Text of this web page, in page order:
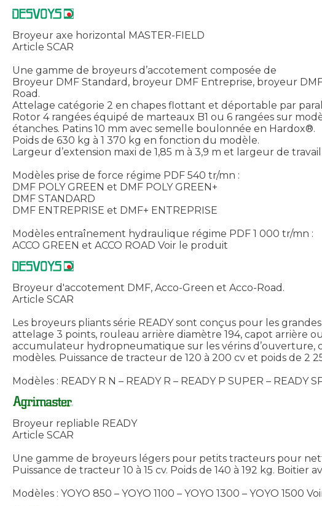
Broyeur axe horizontal MASTER-FIELD
Article SCAR
Une gamme de broyeurs d’accotement composée de
Broyeur DMF Standard, broyeur DMF Entreprise, broyeur
Road.
Attelage catégorie 2 en chapes flottant et déportable par
Rotor 4 rangées équipé de marteaux B1 ou 6 rangées sur
étanches. Patins 10 mm avec semelle boulonnée en Hardox®.
Poids de 630 kg à 1 370 kg en fonction du modèle.
Largeur d’extension maxi de 1,85 m à 3,9 m et largeur de
Modèles prise de force régime PDF 540 tr/mn :
DMF POLY GREEN et DMF POLY GREEN+
DMF STANDARD
DMF ENTREPRISE et DMF+ ENTREPRISE
Modèles entraînement hydraulique régime PDF 1 000 tr/mn :
ACCO GREEN et ACCO ROAD Voir le produit
Broyeur d'accotement DMF, Acco-Green et Acco-Road.
Article SCAR
Les broyeurs pliants série READY sont conçus pour les
attelage 3 points, rouleau arrière diamètre 194, capot arrière
accumulateur hydropneumatique sur les vérins d’ouverture,
modèles. Puissance de tracteur de 120 à 200 cv et poids de 2
Modèles : READY R N – READY R – READY P SUPER – READY
Broyeur repliable READY
Article SCAR
Une gamme de broyeurs légers pour petits tracteurs pour
Puissance de tracteur 10 à 15 cv. Poids de 140 à 192 kg.
Modèles : YOYO 850 – YOYO 1100 – YOYO 1300 – YOYO 1500